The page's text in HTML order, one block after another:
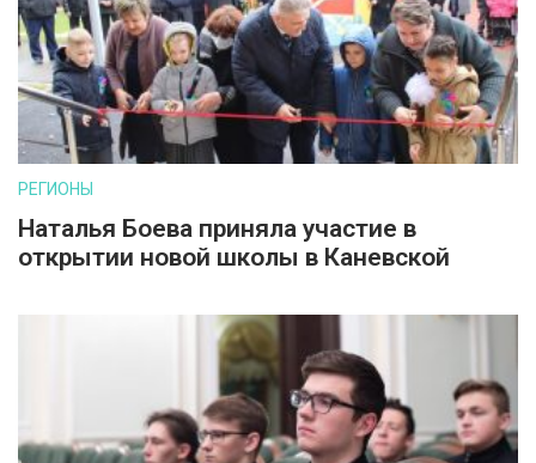
РЕГИОНЫ
Наталья Боева приняла участие в
открытии новой школы в Каневской